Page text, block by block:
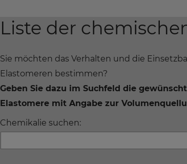
Liste der
Sie möchten das Verhalten und die
Elastomeren bestimmen?
Geben Sie dazu im Suchfeld die
Elastomere mit Angabe zur
Chemikalie suchen: